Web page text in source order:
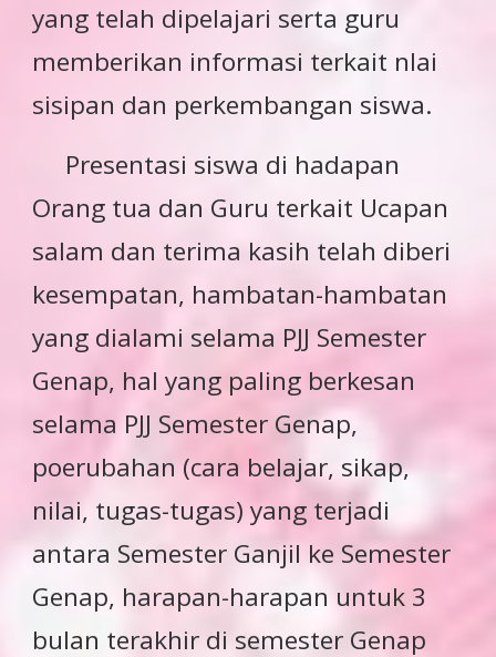
yang telah dipelajari serta guru
memberikan informasi terkait nlai
sisipan dan perkembangan siswa.
Presentasi siswa di hadapan
Orang tua dan Guru terkait Ucapan
salam dan terima kasih telah diberi
kesempatan, hambatan-hambatan
yang dialami selama PJJ Semester
Genap, hal yang paling berkesan
selama PJJ Semester Genap,
poerubahan (cara belajar, sikap,
nilai, tugas-tugas) yang terjadi
antara Semester Ganjil ke Semester
Genap, harapan-harapan untuk 3
bulan terakhir di semester Genap